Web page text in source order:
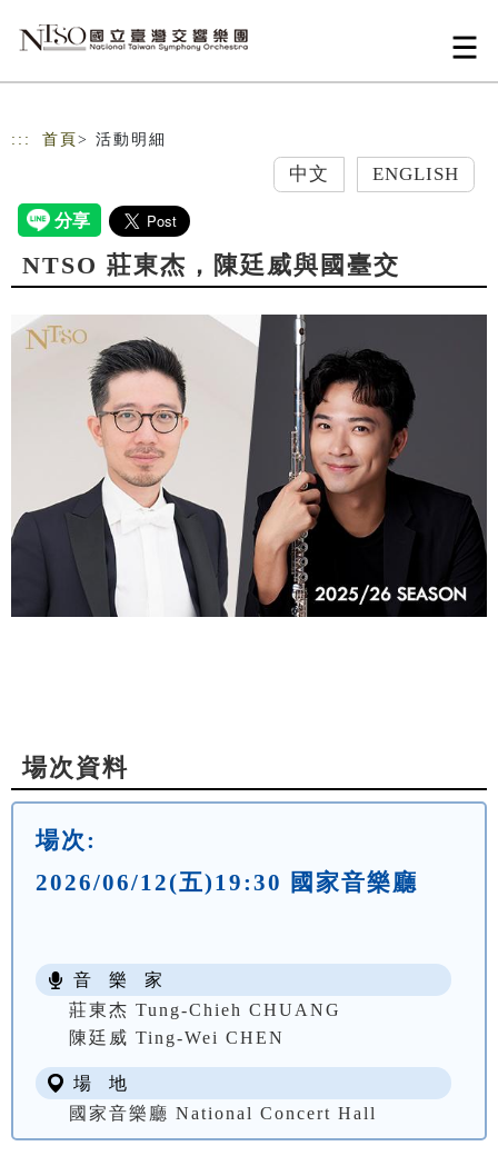
::: 首頁 > 活動明細
中文 ENGLISH
NTSO 莊東杰，陳廷威與國臺交
場次資料
場次:
2026/06/12(五)19:30 國家音樂廳
音 樂 家
莊東杰 Tung-Chieh CHUANG
陳廷威 Ting-Wei CHEN
場 地
國家音樂廳 National Concert Hall